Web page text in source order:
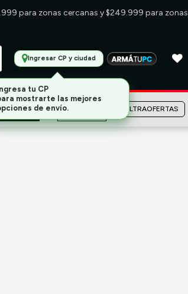
para zonas cercanas y $249.999 para
Ingresar CP y ciudad
MARCAS
ULTRAOFERTAS
tu CP
mostrarte las mejores
de envío.